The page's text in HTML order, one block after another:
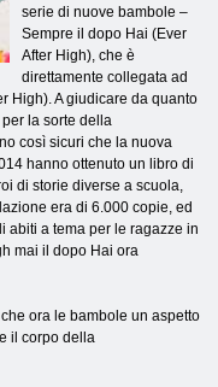
serie di nuove bambole –
Sempre il dopo Hai (Ever
After High), che è
direttamente collegata ad
High). A giudicare da quanto
la sorte della
così sicuri che la nuova
hanno ottenuto un libro di
di storie diverse a scuola,
era di 6.000 copie, ed
abiti a tema per le ragazze in
mai il dopo Hai ora
ora le bambole un aspetto
il corpo della